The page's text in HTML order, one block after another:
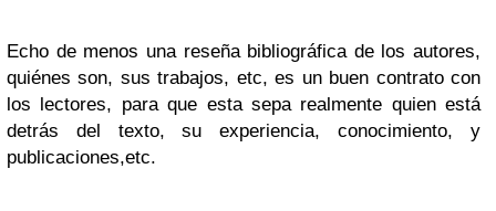
Echo de menos una reseña bibliográfica de los autores,
quiénes son, sus trabajos, etc, es un buen contrato con
los lectores, para que esta sepa realmente quien está
detrás del texto, su experiencia, conocimiento, y
publicaciones,etc.